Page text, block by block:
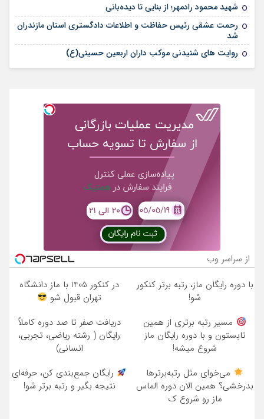
شهید محمود رادمهر؛ از بنایی تا دیده‌بانی
رحمت عشقی رئیس حفاظت و اطلاعات دادگستری استان مازندران
شد
روایت های شنیدنی موکب داران اربعین حسینی(ع)
از سراسر وب
با دوره رایگان ماز، رتبه برتر کنکور
شو!
در کنکور 1405 با ماز دانشگاه
تهران قبول شو
مسیر رتبه برتری از همین
تابستون و با دوره رایگان ماز
شروع میشه!
دریافت صفر تا صد دوره کاملاً
رایگان ( رشته ریاضی، تجربی،
انسانی)
می‌خوای مثل رتبه‌برترها
بدرخشی؟ همین الان دوره الماس
ماز رو شروع ک
رایگان جمع‌بندی کن، حرفه‌ای
نتیجه بگیر و رتبه برتر شو!